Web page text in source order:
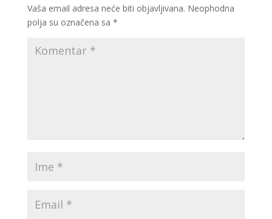
Vaša email adresa neće biti objavljivana. Neophodna
polja su označena sa *